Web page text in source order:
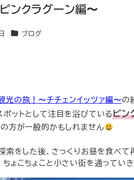
ンクラグーン編〜
カテゴリー
ブログ
光の旅！〜チチェンイッツァ編〜の
ットとして注目を浴びているピン
方が一般的かもしれません
索をした後、さっくりお昼を食べて
ょこちょこと小さい街を通っていき